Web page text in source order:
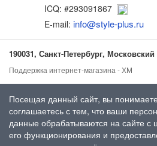
ICQ: #293091867
E-mail: info@style-plus.ru
190031, Санкт-Петербург,
Поддержка интернет-магазина - ХМ
Посещая данный сайт, вы
соглашаетесь с тем, что ваши
данные обрабатываются на сайте с
его функционирования и